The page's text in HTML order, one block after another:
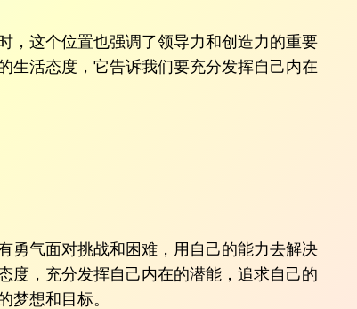
，这个位置也强调了领导力和创造力的重要
生活态度，它告诉我们要充分发挥自己内在
勇气面对挑战和困难，用自己的能力去解决
度，充分发挥自己内在的潜能，追求自己的
想和目标。